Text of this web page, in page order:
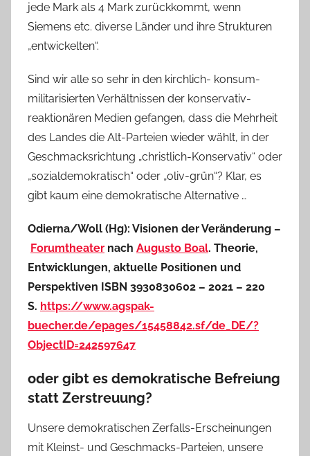
jede Mark als 4 Mark zurückkommt, wenn
Siemens etc. diverse Länder und ihre Strukturen
„entwickelten“.
Sind wir alle so sehr in den kirchlich- konsum-
militarisierten Verhältnissen der konservativ-
reaktionären Medien gefangen, dass die Mehrheit
des Landes die Alt-Parteien wieder wählt, in der
Geschmacksrichtung „christlich-Konservativ“ oder
„sozialdemokratisch“ oder „oliv-grün“? Klar, es
gibt kaum eine demokratische Alternative …
Odierna/Woll (Hg): Visionen der Veränderung –
Forumtheater nach Augusto Boal. Theorie,
Entwicklungen, aktuelle Positionen und
Perspektiven ISBN 3930830602 – 2021 – 220
S. https://www.agspak-
buecher.de/epages/15458842.sf/de_DE/?
ObjectID=242597647
oder gibt es demokratische Befreiung
statt Zerstreuung?
Unsere demokratischen Zerfalls-Erscheinungen
mit Kleinst- und Geschmacks-Parteien, unsere